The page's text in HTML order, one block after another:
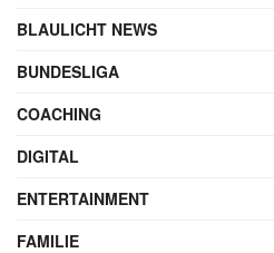
BLAULICHT NEWS
BUNDESLIGA
COACHING
DIGITAL
ENTERTAINMENT
FAMILIE